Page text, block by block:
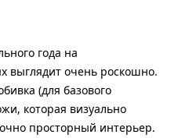
года на
выглядит очень роскошно.
(для базового
которая визуально
просторный интерьер.